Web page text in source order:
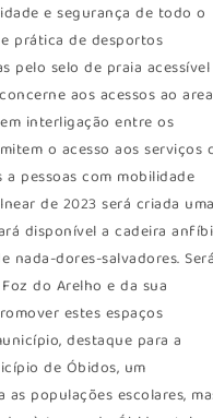
e segurança de todo o
prática de desportos
pelo selo de praia
aos acessos ao
interligação entre os
o acesso aos serviços
pessoas com mobilidade
de 2023 será criada
disponível a cadeira
nada-dores-salvadores.
do Arelho e da sua
estes espaços
destaque para a
de Óbidos, um
populações escolares,